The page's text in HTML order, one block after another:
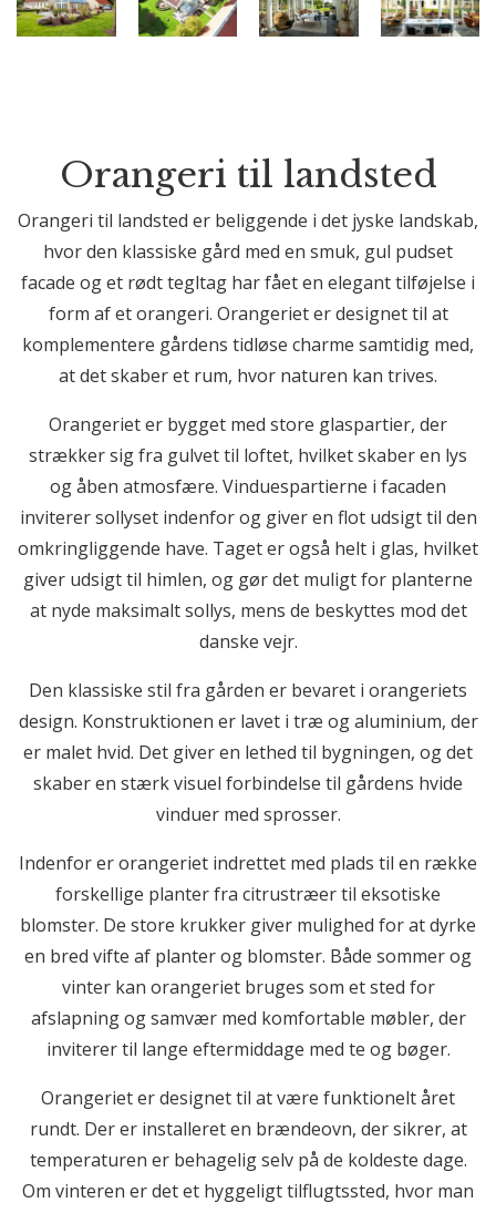
Orangeri til landsted
Orangeri til landsted er beliggende i det jyske landskab,
hvor den klassiske gård med en smuk, gul pudset
facade og et rødt tegltag har fået en elegant tilføjelse i
form af et orangeri. Orangeriet er designet til at
komplementere gårdens tidløse charme samtidig med,
at det skaber et rum, hvor naturen kan trives.
Orangeriet er bygget med store glaspartier, der
strækker sig fra gulvet til loftet, hvilket skaber en lys
og åben atmosfære. Vinduespartierne i facaden
inviterer sollyset indenfor og giver en flot udsigt til den
omkringliggende have. Taget er også helt i glas, hvilket
giver udsigt til himlen, og gør det muligt for planterne
at nyde maksimalt sollys, mens de beskyttes mod det
danske vejr.
Den klassiske stil fra gården er bevaret i orangeriets
design. Konstruktionen er lavet i træ og aluminium, der
er malet hvid. Det giver en lethed til bygningen, og det
skaber en stærk visuel forbindelse til gårdens hvide
vinduer med sprosser.
Indenfor er orangeriet indrettet med plads til en række
forskellige planter fra citrustræer til eksotiske
blomster. De store krukker giver mulighed for at dyrke
en bred vifte af planter og blomster. Både sommer og
vinter kan orangeriet bruges som et sted for
afslapning og samvær med komfortable møbler, der
inviterer til lange eftermiddage med te og bøger.
Orangeriet er designet til at være funktionelt året
rundt. Der er installeret en brændeovn, der sikrer, at
temperaturen er behagelig selv på de koldeste dage.
Om vinteren er det et hyggeligt tilflugtssted, hvor man